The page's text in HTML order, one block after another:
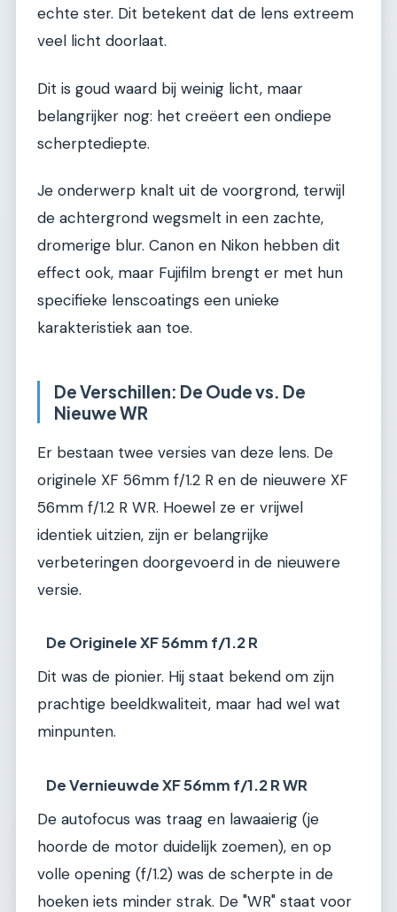
echte ster. Dit betekent dat de lens extreem
veel licht doorlaat.
Dit is goud waard bij weinig licht, maar
belangrijker nog: het creëert een ondiepe
scherptediepte.
Je onderwerp knalt uit de voorgrond, terwijl
de achtergrond wegsmelt in een zachte,
dromerige blur. Canon en Nikon hebben dit
effect ook, maar Fujifilm brengt er met hun
specifieke lenscoatings een unieke
karakteristiek aan toe.
De Verschillen: De Oude vs. De
Nieuwe WR
Er bestaan twee versies van deze lens. De
originele XF 56mm f/1.2 R en de nieuwere XF
56mm f/1.2 R WR. Hoewel ze er vrijwel
identiek uitzien, zijn er belangrijke
verbeteringen doorgevoerd in de nieuwere
versie.
De Originele XF 56mm f/1.2 R
Dit was de pionier. Hij staat bekend om zijn
prachtige beeldkwaliteit, maar had wel wat
minpunten.
De Vernieuwde XF 56mm f/1.2 R WR
De autofocus was traag en lawaaierig (je
hoorde de motor duidelijk zoemen), en op
volle opening (f/1.2) was de scherpte in de
hoeken iets minder strak. De "WR" staat voor